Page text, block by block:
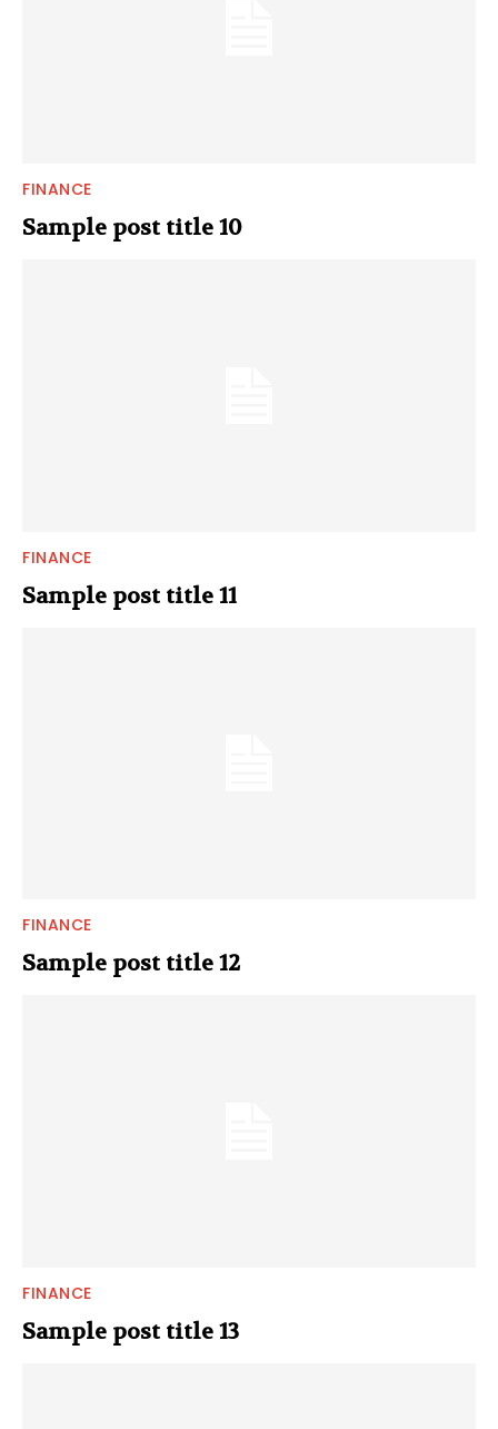
FINANCE
Sample post title 10
FINANCE
Sample post title 11
FINANCE
Sample post title 12
FINANCE
Sample post title 13